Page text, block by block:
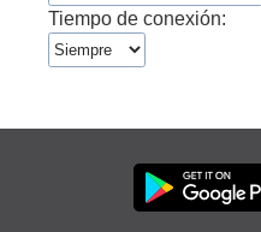
Tiempo de conexión: